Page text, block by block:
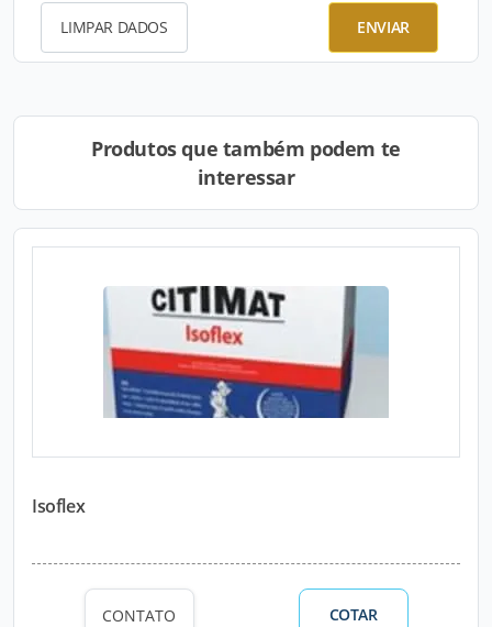
LIMPAR DADOS ENVIAR
Produtos que também podem te
interessar
Isoflex
CONTATO COTAR